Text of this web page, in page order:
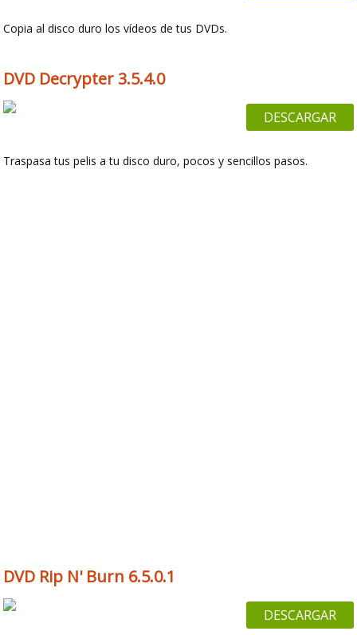
Copia al disco duro los vídeos de tus DVDs.
DVD Decrypter 3.5.4.0
DESCARGAR
Traspasa tus pelis a tu disco duro, pocos y sencillos pasos.
DVD Rip N' Burn 6.5.0.1
DESCARGAR